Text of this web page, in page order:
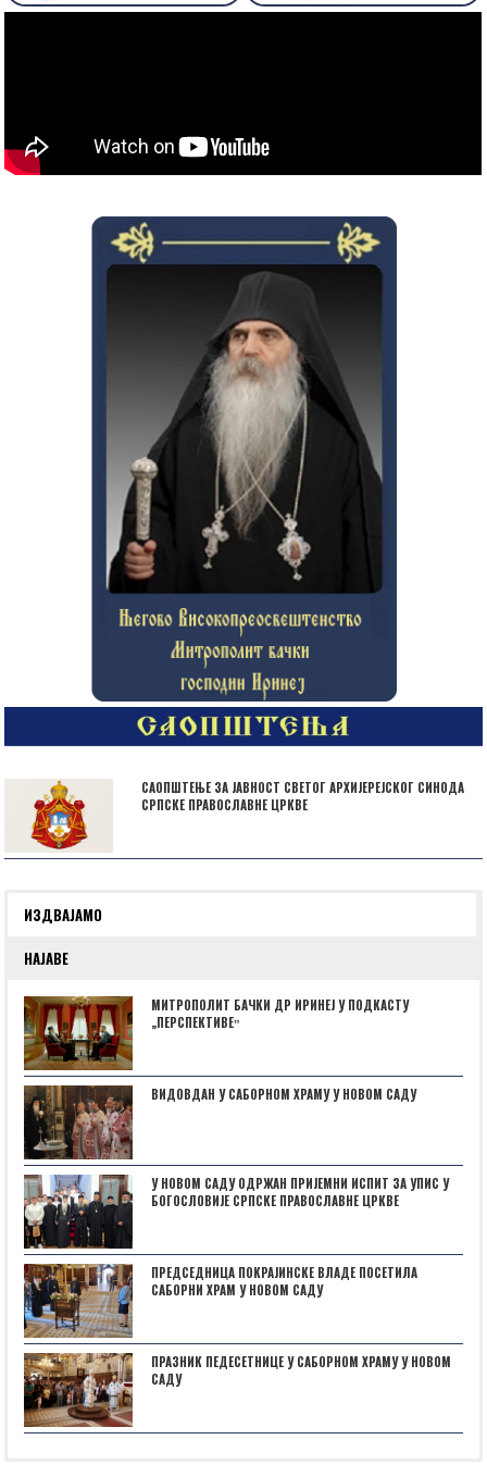
САОПШТЕЊЕ ЗА ЈАВНОСТ СВЕТОГ АРХИЈЕРЕЈСКОГ СИНОДА
СРПСКЕ ПРАВОСЛАВНЕ ЦРКВЕ
ИЗДВАЈАМО
НАЈАВЕ
МИТРОПОЛИТ БАЧКИ ДР ИРИНЕЈ У ПОДКАСТУ
„ПЕРСПЕКТИВЕˮ
ВИДОВДАН У САБОРНОМ ХРАМУ У НОВОМ САДУ
У НОВОМ САДУ ОДРЖАН ПРИЈЕМНИ ИСПИТ ЗА УПИС У
БОГОСЛОВИЈЕ СРПСКЕ ПРАВОСЛАВНЕ ЦРКВЕ
ПРЕДСЕДНИЦА ПОКРАЈИНСКЕ ВЛАДЕ ПОСЕТИЛА
САБОРНИ ХРАМ У НОВОМ САДУ
ПРАЗНИК ПЕДЕСЕТНИЦЕ У САБОРНОМ ХРАМУ У НОВОМ
САДУ